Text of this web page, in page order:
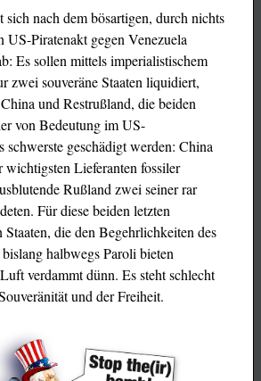
sich nach dem bösartigen, durch nichts
US-Piratenakt gegen Venezuela
Es sollen mittels imperialistischem
zwei souveräne Staaten liquidiert,
und Restrußland, die beiden
von Bedeutung im US-
schwerste geschädigt werden: China
wichtigsten Lieferanten fossiler
Rußland zwei seiner rar
Für diese beiden letzten
Staaten, die den Begehrlichkeiten des
halbwegs Paroli bieten
verdammt dünn. Es steht schlecht
und der Freiheit.